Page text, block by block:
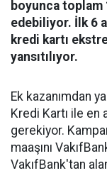
boyunca toplam
edebiliyor. İlk 6
kredi kartı
yansıtılıyor.
Ek kazanımdan
Kredi Kartı ile en
gerekiyor.
maaşını
VakıfBank'tan